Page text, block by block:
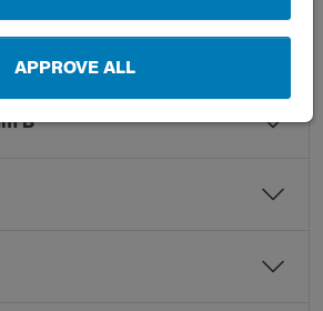
APPROVE ALL
B